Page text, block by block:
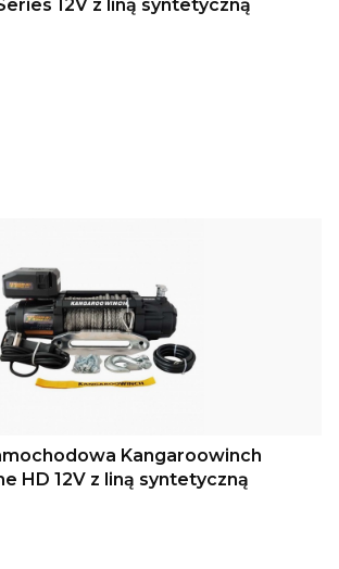
12V z liną syntetyczną
Kangaroowinch
HD 12V z liną syntetyczną